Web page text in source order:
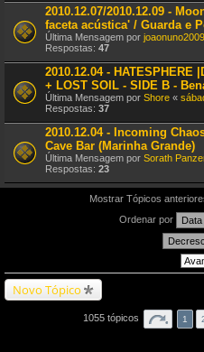
2010.12.07/2010.12.09 -
faceta acústica' / Guarda e
Última Mensagem por joaonuno2009
Respostas: 47
2010.12.04 - HATESPHERE
+ LOST SOIL - SIDE B -
Última Mensagem por Shore «
Respostas: 37
2010.12.04 - Incoming
Cave Bar (Marinha Grande)
Última Mensagem por Sorath
Respostas: 23
Mostrar Tópicos
Ordenar por
Novo Tópico
1055 tópicos 1